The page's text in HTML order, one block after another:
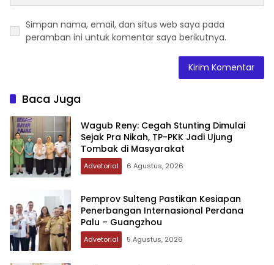
Simpan nama, email, dan situs web saya pada
peramban ini untuk komentar saya berikutnya.
Baca Juga
Wagub Reny: Cegah Stunting Dimulai
Sejak Pra Nikah, TP-PKK Jadi Ujung
Tombak di Masyarakat
Advetorial 6 Agustus, 2026
Pemprov Sulteng Pastikan Kesiapan
Penerbangan Internasional Perdana
Palu – Guangzhou
Advetorial 5 Agustus, 2026